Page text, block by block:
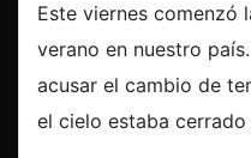
Este viernes comenzó
verano en nuestro
acusar el cambio de
el cielo estaba